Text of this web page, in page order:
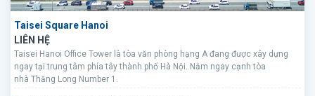
Taisei Square Hanoi
LIÊN HỆ
Taisei Hanoi Office Tower là tòa văn phòng hạng A đang được xây dựng
ngay tại trung tâm phía tây thành phố Hà Nội. Nằm ngay cạnh tòa
nhà Thăng Long Number 1.